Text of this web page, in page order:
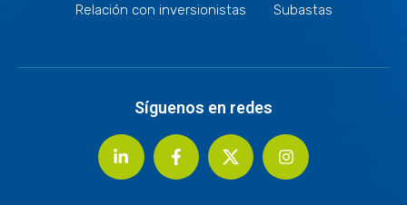
Relación con inversionistas
Subastas
Síguenos en redes